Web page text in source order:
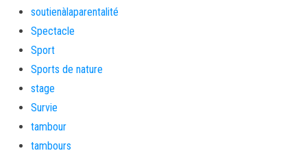
soutienàlaparentalité
Spectacle
Sport
Sports de nature
stage
Survie
tambour
tambours